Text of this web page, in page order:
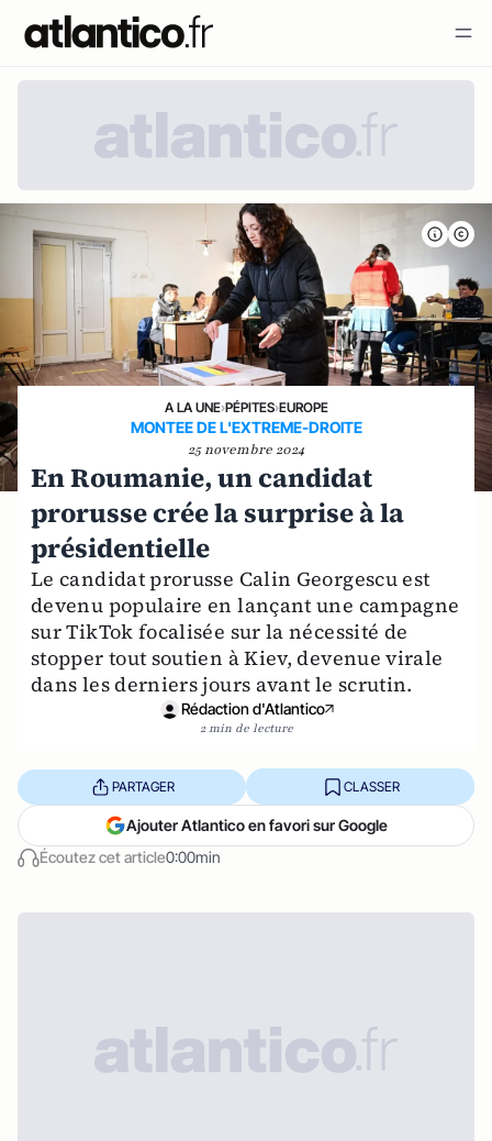
A LA UNE›PÉPITES›EUROPE
MONTEE DE L'EXTREME-DROITE
25 novembre 2024
En Roumanie, un candidat
prorusse crée la surprise à la
présidentielle
Le candidat prorusse Calin Georgescu est
devenu populaire en lançant une campagne
sur TikTok focalisée sur la nécessité de
stopper tout soutien à Kiev, devenue virale
dans les derniers jours avant le scrutin.
Rédaction d'Atlantico
2 min de lecture
Écoutez cet article0:00min
PARTAGER CLASSER
Ajouter Atlantico en favori sur Google